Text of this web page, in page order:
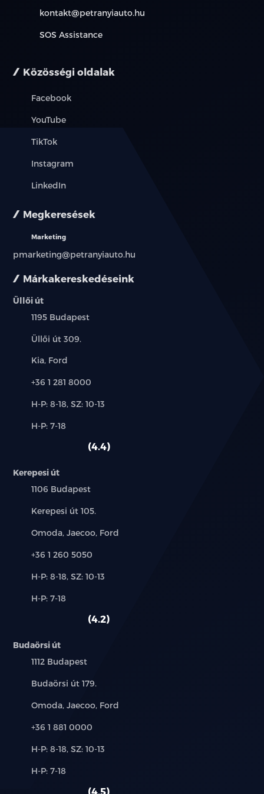
Márkakereskedéseink
Üllői út
Település:
1195 Budapest
Cím:
Üllői út 309.
Márkák:
Kia, Ford
Telefon:
+36 1 281 8000
Új-
használt
H-P: 8-18, SZ: 10-13
Alkatrész,
H-P: 7-18
4.4
Kerepesi út
Település:
1106 Budapest
Cím:
Kerepesi út 105.
Márkák:
Omoda, Jaecoo, Ford
Telefon:
+36 1 260 5050
Új-
használt
H-P: 8-18, SZ: 10-13
Alkatrész,
H-P: 7-18
4.2
Budaörsi út
Település:
1112 Budapest
Cím:
Budaörsi út 179.
Márkák:
Omoda, Jaecoo, Ford
Telefon:
+36 1 881 0000
Új-
használt
H-P: 8-18, SZ: 10-13
Alkatrész,
H-P: 7-18
4.5
kontakt@petranyiauto.hu
SOS Assistance
Közösségi oldalak
Facebook
YouTube
TikTok
Instagram
LinkedIn
Megkeresések
Marketing
pmarketing@petranyiauto.hu